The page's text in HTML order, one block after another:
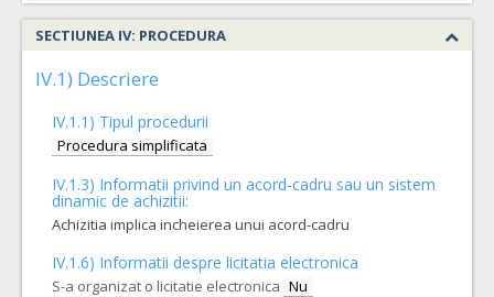
SECTIUNEA IV: PROCEDURA
IV.1) Descriere
IV.1.1) Tipul procedurii
Procedura simplificata
IV.1.3) Informatii privind un acord-cadru sau un sistem
dinamic de achizitii:
Achizitia implica incheierea unui acord-cadru
IV.1.6) Informatii despre licitatia electronica
S-a organizat o licitatie electronica Nu